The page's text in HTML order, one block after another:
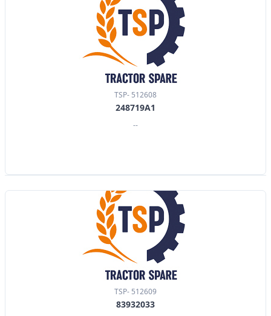
TSP- 512608
248719A1
--
TSP- 512609
83932033